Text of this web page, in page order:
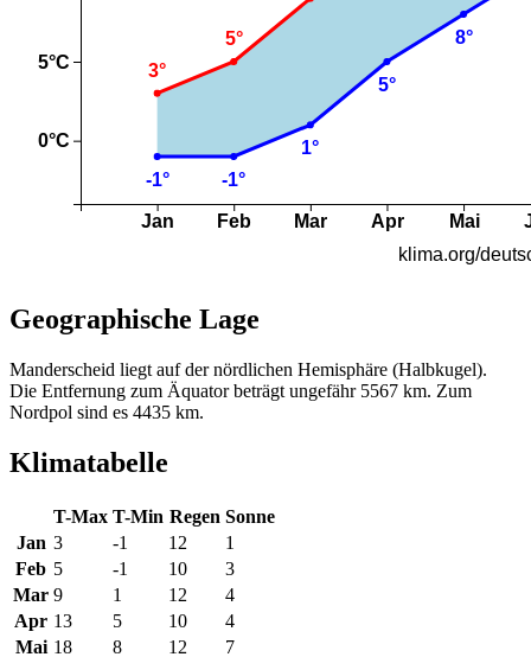
Geographische Lage
Manderscheid liegt auf der nördlichen Hemisphäre (Halbkugel).
Die Entfernung zum Äquator beträgt ungefähr 5567 km. Zum
Nordpol sind es 4435 km.
Klimatabelle
T-Max T-Min Regen Sonne
Jan 3 -1 12
1
Feb 5 -1 10
3
Mar 9 1 12
4
Apr 13 5 10
4
Mai 18 8 12 7